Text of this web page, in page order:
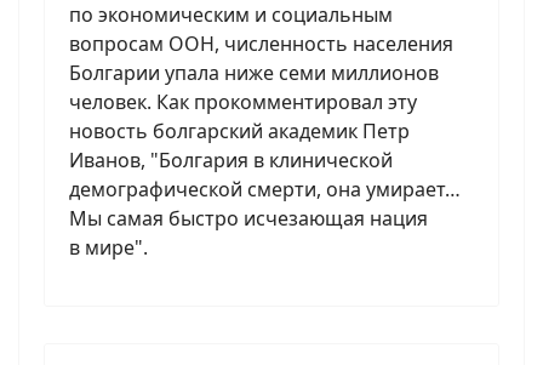
по экономическим и социальным
вопросам ООН, численность населения
Болгарии упала ниже семи миллионов
человек. Как прокомментировал эту
новость болгарский академик Петр
Иванов, "Болгария в клинической
демографической смерти, она умирает…
Мы самая быстро исчезающая нация
в мире".